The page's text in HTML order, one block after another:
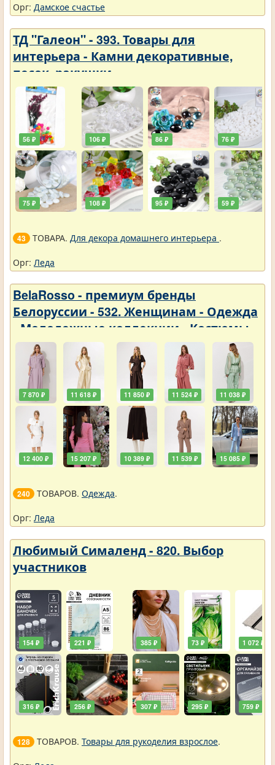
Орг: Дамское счастье
ТД "Галеон" - 393. Товары для
интерьера - Камни декоративные,
песок, ракушки
56 ₽
75 ₽
106 ₽
108 ₽
86 ₽
95 ₽
76 ₽
59 ₽
43 ТОВАРА. Для декора домашнего интерьера .
Орг: Леда
BelaRosso - премиум бренды
Белоруссии - 532. Женщинам - Одежда
- Молодежные коллекции - Костюмы
7 870 ₽
12 400 ₽
11 618 ₽
15 207 ₽
11 850 ₽
10 389 ₽
11 524 ₽
11 539 ₽
11 038 ₽
15 085 ₽
240 ТОВАРОВ. Одежда.
Орг: Леда
Любимый Сималенд - 820. Выбор
участников
154 ₽
316 ₽
221 ₽
256 ₽
385 ₽
307 ₽
73 ₽
295 ₽
1 072 ₽
759 ₽
128 ТОВАРОВ. Товары для рукоделия взрослое.